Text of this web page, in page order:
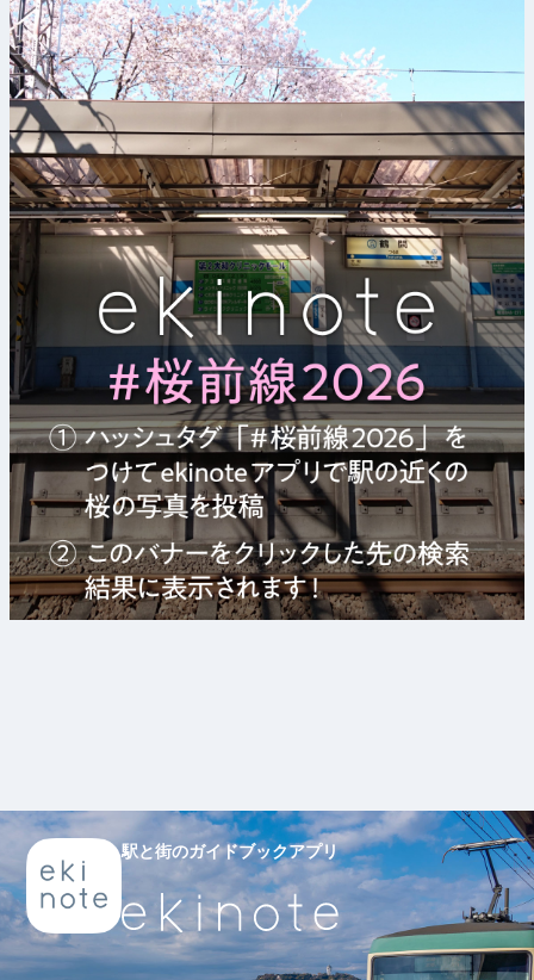
駅と街のガイドブックアプリ